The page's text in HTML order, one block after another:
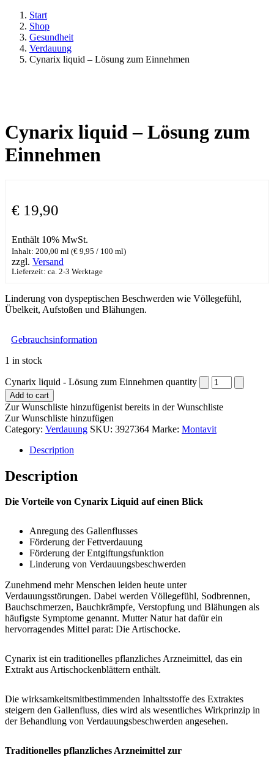
Start
Shop
Gesundheit
Verdauung
Cynarix liquid – Lösung zum Einnehmen
Cynarix liquid – Lösung zum
Einnehmen
€ 19,90
Enthält 10% MwSt.
Inhalt: 200,00 ml (€ 9,95 / 100 ml)
zzgl. Versand
Lieferzeit: ca. 2-3 Werktage
Linderung von dyspeptischen Beschwerden wie Völlegefühl,
Übelkeit, Aufstoßen und Blähungen.
Gebrauchsinformation
1 in stock
Cynarix liquid - Lösung zum Einnehmen quantity
Add to cart
Zur Wunschliste hinzufügenist bereits in der Wunschliste
Zur Wunschliste hinzufügen
Category: Verdauung SKU: 3927364 Marke: Montavit
Description
Description
Die Vorteile von Cynarix Liquid auf einen Blick
Anregung des Gallenflusses
Förderung der Fettverdauung
Förderung der Entgiftungsfunktion
Linderung von Verdauungsbeschwerden
Zunehmend mehr Menschen leiden heute unter
Verdauungsstörungen. Dabei werden Völlegefühl, Sodbrennen,
Bauchschmerzen, Bauchkrämpfe, Verstopfung und Blähungen als
häufigste Symptome genannt. Mutter Natur hat dafür ein
hervorragendes Mittel parat: Die Artischocke.
Cynarix ist ein traditionelles pflanzliches Arzneimittel, das ein
Extrakt aus Artischockenblättern enthält.
Die wirksamkeitsmitbestimmenden Inhaltsstoffe des Extraktes
steigern den Gallenfluss, dies wird als wesentliches Wirkprinzip in
der Behandlung von Verdauungsbeschwerden angesehen.
Traditionelles pflanzliches Arzneimittel zur